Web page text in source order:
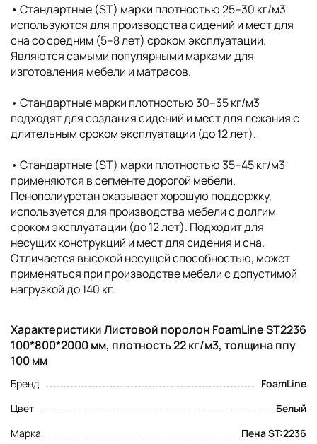
• Стандартные (ST) марки плотностью 25–30 кг/м3
используются для производства сидений и мест для
сна со средним (5–8 лет) сроком эксплуатации.
Являются самыми популярными марками для
изготовления мебели и матрасов.
• Стандартные марки плотностью 30–35 кг/м3
подходят для создания сидений и мест для лежания с
длительным сроком эксплуатации (до 12 лет).
• Стандартные (ST) марки плотностью 35–45 кг/м3
применяются в сегменте дорогой мебели.
Пенополиуретан оказывает хорошую поддержку,
используется для производства мебели с долгим
сроком эксплуатации (до 12 лет). Подходит для
несущих конструкций и мест для сидения и сна.
Отличается высокой несущей способностью, может
применяться при производстве мебели с допустимой
нагрузкой до 140 кг.
Характеристики Листовой поролон FoamLine ST2236
100*800*2000 мм, плотность 22 кг/м3, толщина ппу
100 мм
Бренд
FoamLine
Цвет
Белый
Марка
Пена ST:2236